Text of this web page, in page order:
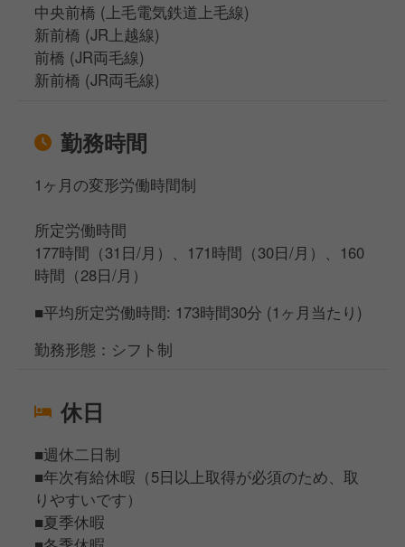
中央前橋 (上毛電気鉄道上毛線)
新前橋 (JR上越線)
前橋 (JR両毛線)
新前橋 (JR両毛線)
勤務時間
1ヶ月の変形労働時間制
所定労働時間
177時間（31日/月）、171時間（30日/月）、160
時間（28日/月）
■平均所定労働時間: 173時間30分 (1ヶ月当たり)
勤務形態：シフト制
休日
■週休二日制
■年次有給休暇（5日以上取得が必須のため、取
りやすいです）
■夏季休暇